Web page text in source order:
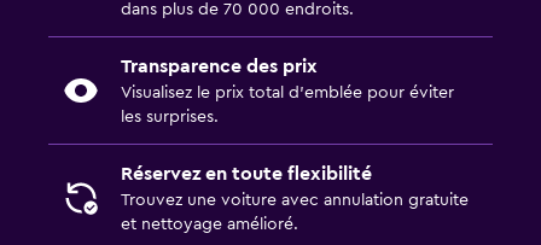
dans plus de 70 000 endroits.
Transparence des prix
Visualisez le prix total d’emblée pour éviter
les surprises.
Réservez en toute flexibilité
Trouvez une voiture avec annulation gratuite
et nettoyage amélioré.